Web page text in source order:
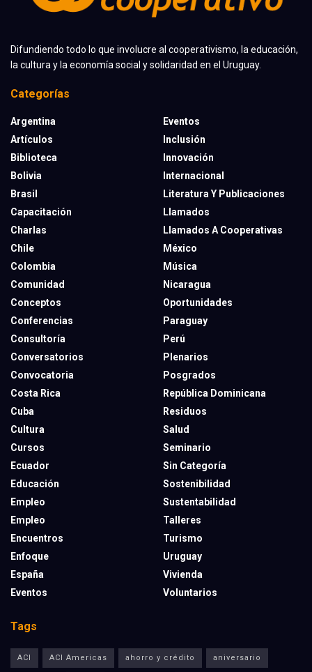
Difundiendo todo lo que involucre al cooperativismo, la educación,
la cultura y la economía social y solidaridad en el Uruguay.
Categorías
Argentina
Artículos
Biblioteca
Bolivia
Brasil
Capacitación
Charlas
Chile
Colombia
Comunidad
Conceptos
Conferencias
Consultoría
Conversatorios
Convocatoria
Costa Rica
Cuba
Cultura
Cursos
Ecuador
Educación
Empleo
Empleo
Encuentros
Enfoque
España
Eventos
Eventos
Inclusión
Innovación
Internacional
Literatura Y Publicaciones
Llamados
Llamados A Cooperativas
México
Música
Nicaragua
Oportunidades
Paraguay
Perú
Plenarios
Posgrados
República Dominicana
Residuos
Salud
Seminario
Sin Categoría
Sostenibilidad
Sustentabilidad
Talleres
Turismo
Uruguay
Vivienda
Voluntarios
Tags
ACI ACI Americas ahorro y crédito aniversario